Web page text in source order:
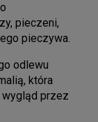
pieczeni,
pieczywa.
odlewu
która
wygląd przez